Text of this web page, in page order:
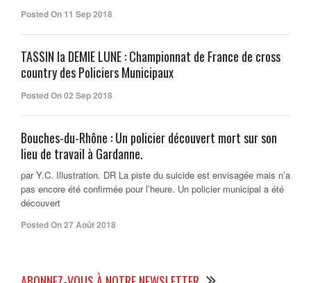
Posted On 11 Sep 2018
TASSIN la DEMIE LUNE : Championnat de France de cross
country des Policiers Municipaux
Posted On 02 Sep 2018
Bouches-du-Rhône : Un policier découvert mort sur son
lieu de travail à Gardanne.
par Y.C. Illustration. DR La piste du suicide est envisagée mais n’a
pas encore été confirmée pour l’heure. Un policier municipal a été
découvert
Posted On 27 Août 2018